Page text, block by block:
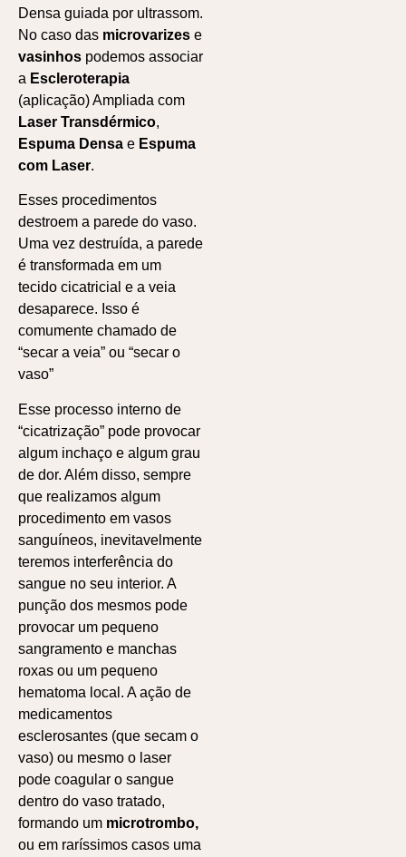
Densa guiada por ultrassom.
No caso das microvarizes e
vasinhos podemos associar
a Escleroterapia
(aplicação) Ampliada com
Laser Transdérmico,
Espuma Densa e Espuma
com Laser.
Esses procedimentos
destroem a parede do vaso.
Uma vez destruída, a parede
é transformada em um
tecido cicatricial e a veia
desaparece. Isso é
comumente chamado de
“secar a veia” ou “secar o
vaso”
Esse processo interno de
“cicatrização” pode provocar
algum inchaço e algum grau
de dor. Além disso, sempre
que realizamos algum
procedimento em vasos
sanguíneos, inevitavelmente
teremos interferência do
sangue no seu interior. A
punção dos mesmos pode
provocar um pequeno
sangramento e manchas
roxas ou um pequeno
hematoma local. A ação de
medicamentos
esclerosantes (que secam o
vaso) ou mesmo o laser
pode coagular o sangue
dentro do vaso tratado,
formando um microtrombo,
ou em raríssimos casos uma